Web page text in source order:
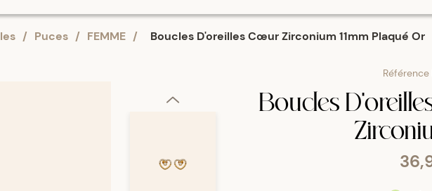
/ Puces / FEMME / Boucles D'oreilles Cœur Zirconium 11mm Plaqué Or
Référence
Boucles